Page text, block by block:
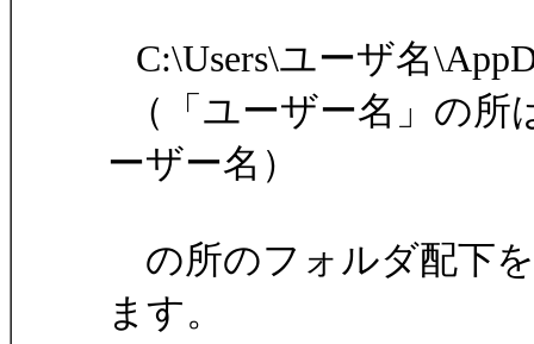
C:\Users\ユーザ名
（「ユーザー名」の所
ーザー名）
の所のフォルダ配下
ます。